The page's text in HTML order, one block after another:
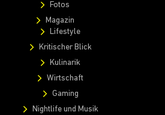
Fotos
Magazin
Lifestyle
Kritischer Blick
Kulinarik
Wirtschaft
Gaming
Nightlife und Musik